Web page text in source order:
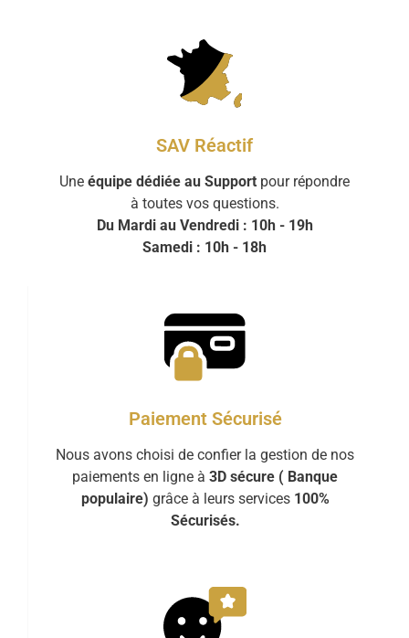
SAV Réactif
Une équipe dédiée au Support pour répondre
à toutes vos questions.
Du Mardi au Vendredi : 10h - 19h
Samedi : 10h - 18h
Paiement Sécurisé
Nous avons choisi de confier la gestion de nos
paiements en ligne à 3D sécure ( Banque
populaire) grâce à leurs services 100%
Sécurisés.